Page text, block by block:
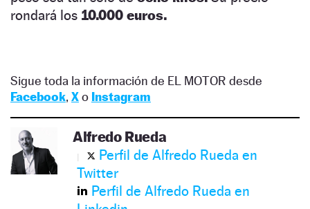
rondará los 10.000 euros.
Sigue toda la información de EL MOTOR desde
Facebook, Xo Instagram
Alfredo Rueda
Perfil de Alfredo Rueda en
Twitter
Perfil de Alfredo Rueda en